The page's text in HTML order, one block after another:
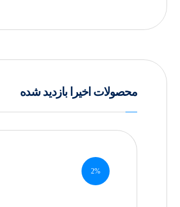
محصولات اخیرا بازدید شده
2%